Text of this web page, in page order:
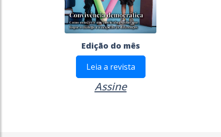
Edição do mês
Leia a revista
Assine